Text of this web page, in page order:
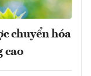
chuyển hóa
cao